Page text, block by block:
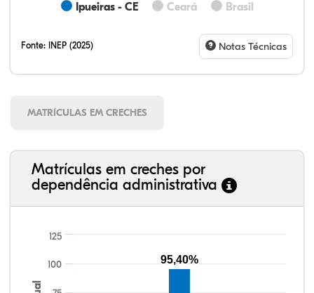
Ipueiras - CE Ceará Brasil
Fonte: INEP (2025) Notas Técnicas
MATRÍCULAS EM CRECHES
Matrículas em creches por
dependência administrativa
100
125
95,40%